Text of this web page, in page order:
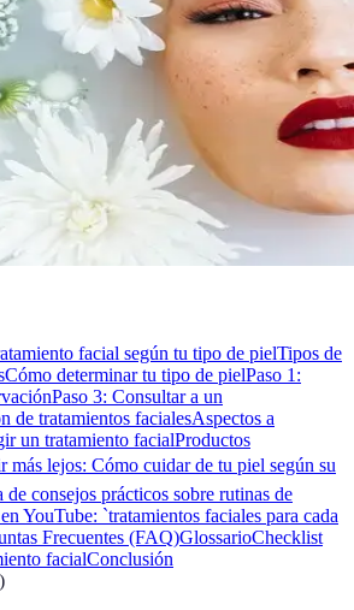
facial según tu tipo de pielTipos de
Cómo determinar tu tipo de pielPaso 1:
Paso 3: Consultar a un
de tratamientos facialesAspectos a
un tratamiento facialProductos
más lejos: Cómo cuidar de tu piel según su
consejos prácticos sobre rutinas de
YouTube: `tratamientos faciales para cada
Frecuentes (FAQ)GlossarioChecklist
facialConclusión